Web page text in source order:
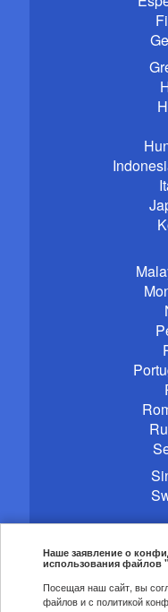
Наше заявление о
использования файлов
Посещая наш сайт, вы
файлов и с политикой